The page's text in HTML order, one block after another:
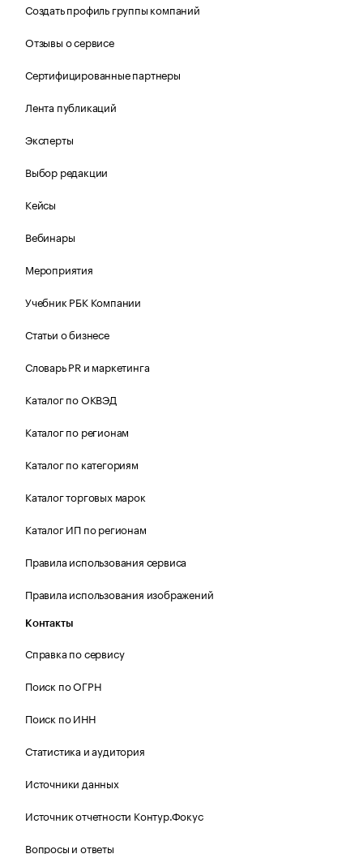
Создать профиль группы компаний
Отзывы о сервисе
Сертифицированные партнеры
Лента публикаций
Эксперты
Выбор редакции
Кейсы
Вебинары
Мероприятия
Учебник РБК Компании
Статьи о бизнесе
Словарь PR и маркетинга
Каталог по ОКВЭД
Каталог по регионам
Каталог по категориям
Каталог торговых марок
Каталог ИП по регионам
Правила использования сервиса
Правила использования изображений
Контакты
Справка по сервису
Поиск по ОГРН
Поиск по ИНН
Статистика и аудитория
Источники данных
Источник отчетности Контур.Фокус
Вопросы и ответы